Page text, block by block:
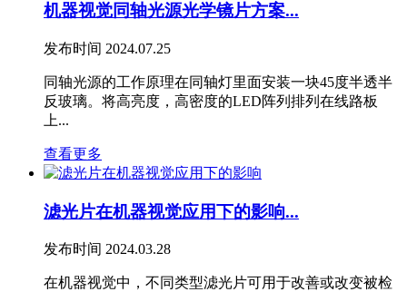
机器视觉同轴光源光学镜片方案...
发布时间 2024.07.25
同轴光源的⼯作原理在同轴灯⾥⾯安装⼀块45度半透半
反玻璃。将⾼亮度，⾼密度的LED阵列排列在线路板
上...
查看更多
滤光片在机器视觉应用下的影响...
发布时间 2024.03.28
在机器视觉中，不同类型滤光片可用于改善或改变被检